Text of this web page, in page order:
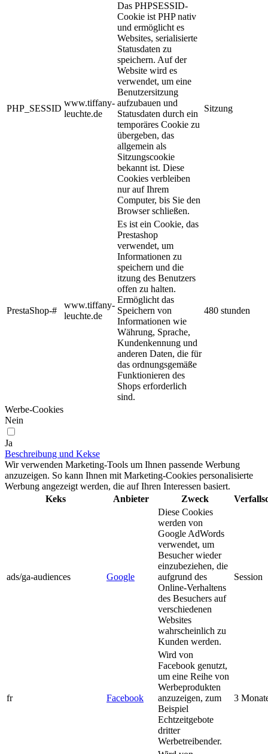
PHP_SESSID
www.tiffany-
leuchte.de
Das PHPSESSID-
Cookie ist PHP nativ
und ermöglicht es
Websites, serialisierte
Statusdaten zu
speichern. Auf der
Website wird es
verwendet, um eine
Benutzersitzung
aufzubauen und
Statusdaten durch ein
temporäres Cookie zu
übergeben, das
allgemein als
Sitzungscookie
bekannt ist. Diese
Cookies verbleiben
nur auf Ihrem
Computer, bis Sie den
Browser schließen.
Sitzung
PrestaShop-#
www.tiffany-
leuchte.de
Es ist ein Cookie, das
Prestashop
verwendet, um
Informationen zu
speichern und die
itzung des Benutzers
offen zu halten.
Ermöglicht das
Speichern von
Informationen wie
Währung, Sprache,
Kundenkennung und
anderen Daten, die für
das ordnungsgemäße
Funktionieren des
Shops erforderlich
sind.
480 stunden
Werbe-Cookies
Nein
Ja
Beschreibung und Kekse
Wir verwenden Marketing-Tools um Ihnen passende Werbung
anzuzeigen. So kann Ihnen mit Marketing-Cookies personalisierte
Werbung angezeigt werden, die auf Ihren Interessen basiert.
Keks
Anbieter Zweck
ads/ga-audiences Google
Diese Cookies
werden von
Google AdWords
verwendet, um
Besucher wieder
einzubeziehen, die
aufgrund des
Online-Verhaltens
des Besuchers auf
verschiedenen
Websites
wahrscheinlich zu
Kunden werden.
Session
fr Facebook
Wird von
Facebook genutzt,
um eine Reihe von
Werbeprodukten
anzuzeigen, zum
Beispiel
Echtzeitgebote
dritter
Werbetreibender.
3